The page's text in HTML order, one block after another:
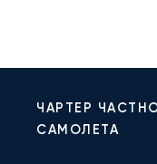
ЧАРТЕР
САМОЛЕТА